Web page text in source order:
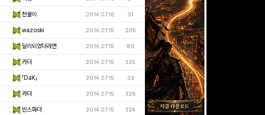
천꿀이 2014.07.16 31
wazoski 2014.07.15 205
달리되었더라면 2014.07.15 80
카더 2014.07.15 325
「DaK」 2014.07.15 33
카더 2014.07.15 328
빈스파더 2014.07.15 324